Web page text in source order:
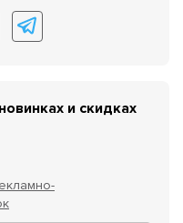
и скидках